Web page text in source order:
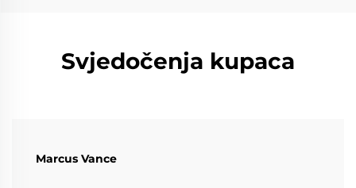
Svjedočenja kupaca
Marcus Vance